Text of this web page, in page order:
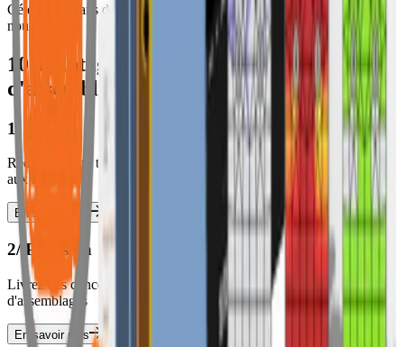
Célébrez 10 ans de conception d'assemblages IDEA StatiCa avec
nous!
10 avantages de 10 ans de conception
d'assemblages avancée
1/ Vitesse
Réduisez votre temps de conception d'assemblages des semaines
aux heures
En savoir plus
2/ Précision
Livrez des conceptions sans erreur pour chaque de vos projets
d'assemblages
En savoir plus